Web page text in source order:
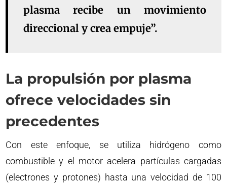
plasma recibe un movimiento
direccional y crea empuje”.
La propulsión por plasma
ofrece velocidades sin
precedentes
Con este enfoque, se utiliza hidrógeno como
combustible y el motor acelera partículas cargadas
(electrones y protones) hasta una velocidad de 100